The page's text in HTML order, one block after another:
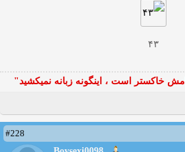
۴۳
خاكستر است ، اينگونه زبانه نميكشيد"
#228